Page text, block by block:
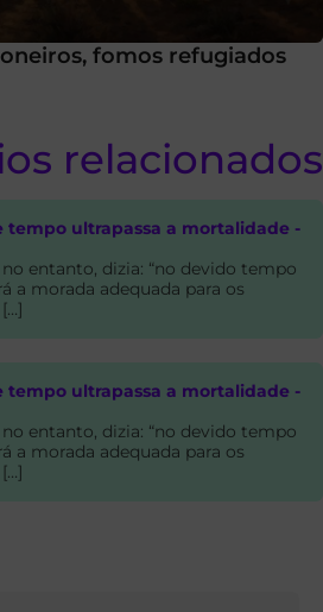
fomos refugiados
relacionados
tempo ultrapassa a mortalidade -
no entanto, dizia: “no devido tempo
a morada adequada para os
tempo ultrapassa a mortalidade -
no entanto, dizia: “no devido tempo
a morada adequada para os